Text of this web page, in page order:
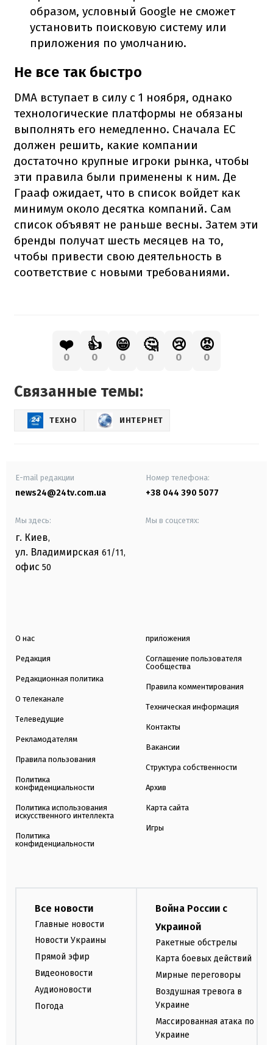
образом, условный Google не сможет
установить поисковую систему или
приложения по умолчанию.
Не все так быстро
DMA вступает в силу с 1 ноября, однако
технологические платформы не обязаны
выполнять его немедленно. Сначала ЕС
должен решить, какие компании
достаточно крупные игроки рынка, чтобы
эти правила были применены к ним. Де
Грааф ожидает, что в список войдет как
минимум около десятка компаний. Сам
список объявят не раньше весны. Затем эти
бренды получат шесть месяцев на то,
чтобы привести свою деятельность в
соответствие с новыми требованиями.
❤️
0
👍
0
😁
0
🤔
0
😢
0
😡
0
Связанные темы:
ТЕХНО ИНТЕРНЕТ
E-mail редакции
news24@24tv.com.ua
Номер телефона:
+38 044 390 5077
Мы здесь:
г. Киев,
ул. Владимирская 61/11,
офис 50
Мы в соцсетях:
О нас
Редакция
Редакционная политика
О телеканале
Телеведущие
Рекламодателям
Правила пользования
Политика
конфиденциальности
Политика использования
искусственного интеллекта
Политика
конфиденциальности
приложения
Соглашение пользователя
Сообщества
Правила комментирования
Техническая информация
Контакты
Вакансии
Структура собственности
Архив
Карта сайта
Игры
Все новости
Главные новости
Новости Украины
Прямой эфир
Видеоновости
Аудионовости
Погода
Война России с
Украиной
Ракетные обстрелы
Карта боевых действий
Мирные переговоры
Воздушная тревога в
Украине
Массированная атака по
Украине